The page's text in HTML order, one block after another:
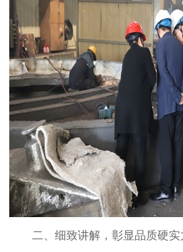
二、细致讲解，彰显品质硬实